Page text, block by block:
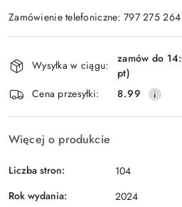
Zamówienie telefoniczne: 797 275 264
i
dostawa
Wysyłka w ciągu:
zamów do
pt)
Cena przesyłki:
8.99
Więcej o produkcie
Liczba stron:
104
Rok wydania:
2024